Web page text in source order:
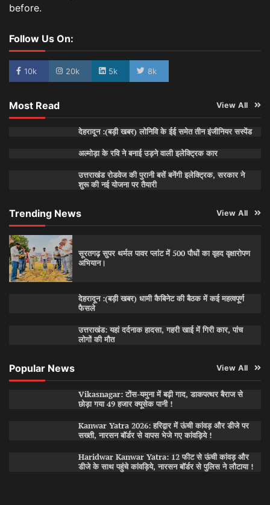
before.
Follow Us On:
10k 20k 5k 8k
Most Read View All
देहरादून :(बड़ी खबर) लोनिवि के ईई समेत तीन इंजीनियर सस्पेंड
अल्मोड़ा के रवि ने बनाई उड़ने वाली इलेक्ट्रिक कार
उत्तराखंड रोडवेज की पुरानी बसें बनेंगी इलेक्ट्रिक, सरकार ने
शुरू की नई योजना पर तैयारी
Trending News View All
सूरतगढ़ सुपर थर्मल पावर प्लांट में 500 पौधों का वृहद वृक्षारोपण
अभियान।
देहरादून :(बड़ी खबर) धामी कैबिनेट की बैठक में कई महत्वपूर्ण
फैसले
उत्तराखंड: यहां दर्दनाक हादसा, गहरी खाई में गिरी कार, पांच
लोगों की मौत
Popular News View All
Vikasnagar: टोंस-यमुना में बढ़ी गाद, डाकपत्थर बैराज से
छोड़ा गया 49 हजार क्यूसेक पानी !
Kanwar Yatra 2026: हरिद्वार में ऊंची कांवड़ और डीजे पर
सख्ती, नारसन बॉर्डर से वापस भेजे गए कांवड़िये !
Haridwar Kanwar Yatra: 12 फीट से ऊंची कांवड़ और
डीजे के साथ पहुंचे कांवड़िये, नारसन बॉर्डर से पुलिस ने लौटाया !